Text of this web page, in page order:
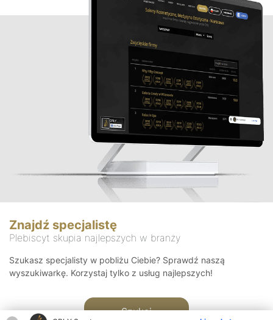
Znajdź specjalistę
Plebiscyt skupia najlepszych w branży
Szukasz specjalisty w pobliżu Ciebie? Sprawdź naszą
wyszukiwarkę. Korzystaj tylko z usług najlepszych!
Szukaj